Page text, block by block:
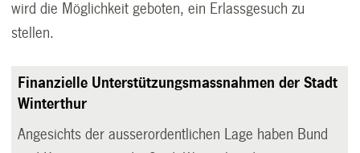
wird die Möglichkeit geboten, ein Erlassgesuch zu
stellen.
Finanzielle Unterstützungsmassnahmen der Stadt
Winterthur
Angesichts der ausserordentlichen Lage haben Bund